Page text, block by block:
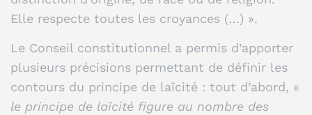
Elle respecte toutes les croyances (…) ».
Le Conseil constitutionnel a permis d’apporter
plusieurs précisions permettant de définir les
contours du principe de laïcité : tout d’abord, «
le principe de laïcité figure au nombre des